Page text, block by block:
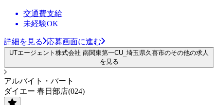
交通費支給
未経験OK
詳細を見る 応募画面に進む
UTエージェント株式会社 南関東第一CU_埼玉県久喜市のその他の求人
を見る
アルバイト・パート
ダイエー 春日部店(024)